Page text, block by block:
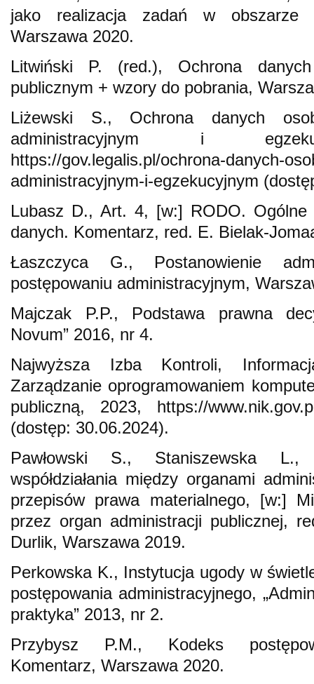
jako realizacja zadań w obszarze
Warszawa 2020.
Litwiński P. (red.), Ochrona
publicznym + wzory do pobrania,
Liżewski S., Ochrona danych
administracyjnym i
https://gov.legalis.pl/ochrona-danych-
administracyjnym-i-egzekucyjnym
Lubasz D., Art. 4, [w:] RODO. Ogólne
danych. Komentarz, red. E. Bielak-
Łaszczyca G., Postanowienie
postępowaniu administracyjnym,
Majczak P.P., Podstawa prawna
Novum” 2016, nr 4.
Najwyższa Izba Kontroli,
Zarządzanie oprogramowaniem
publiczną, 2023, https://
(dostęp: 30.06.2024).
Pawłowski S., Staniszewska L.,
współdziałania między organami
przepisów prawa materialnego, [w:]
przez organ administracji publicznej,
Durlik, Warszawa 2019.
Perkowska K., Instytucja ugody w
postępowania administracyjnego,
praktyka” 2013, nr 2.
Przybysz P.M., Kodeks
Komentarz, Warszawa 2020.